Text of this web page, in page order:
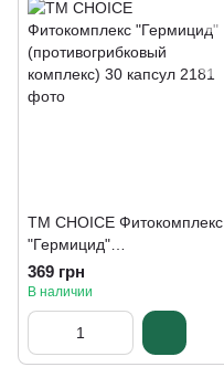
ТМ CHOICE Фитокомплекс
"Гермицид"
(противогрибковый
комплекс) 30 капсул
369 грн
В наличии